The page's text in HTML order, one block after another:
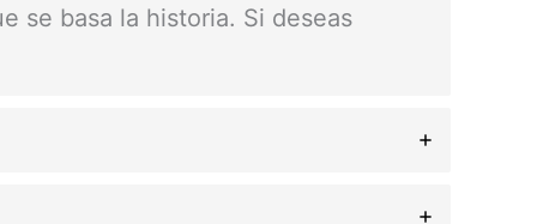
se basa la historia. Si deseas